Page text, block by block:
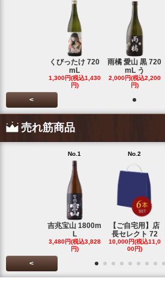
くびったけ 720
mL
1,300円(税込1,430
円)
雨橘 愛山 黒 720
mL う
2,000円(税込2,200
円)
<
売れ筋商品
No.1
吉兆宝山 1800m
L
3,480円(税込3,828
円)
No.2
【ご自宅用】店
長セレクト 72
10,000円(税込11,0
00円)
<